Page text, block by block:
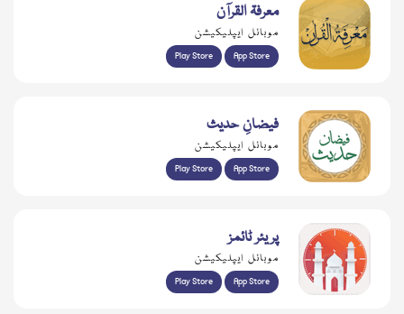
معرفۃ القرآن
موبائل ایپلیکیشن
Play Store App Store
فیضانِ حدیث
موبائل ایپلیکیشن
Play Store App Store
پریئر ٹائمز
موبائل ایپلیکیشن
Play Store App Store